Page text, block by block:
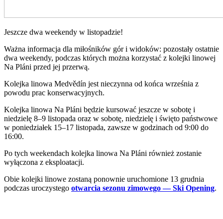
Jeszcze dwa weekendy w listopadzie!
Ważna informacja dla miłośników gór i widoków: pozostały ostatnie
dwa weekendy, podczas których można korzystać z kolejki linowej
Na Pláni przed jej przerwą.
Kolejka linowa Medvědín jest nieczynna od końca września z
powodu prac konserwacyjnych.
Kolejka linowa Na Pláni będzie kursować jeszcze w sobotę i
niedzielę 8–9 listopada oraz w sobotę, niedzielę i święto państwowe
w poniedziałek 15–17 listopada, zawsze w godzinach od 9:00 do
16:00.
Po tych weekendach kolejka linowa Na Pláni również zostanie
wyłączona z eksploatacji.
Obie kolejki linowe zostaną ponownie uruchomione 13 grudnia
podczas uroczystego otwarcia sezonu zimowego — Ski Opening.